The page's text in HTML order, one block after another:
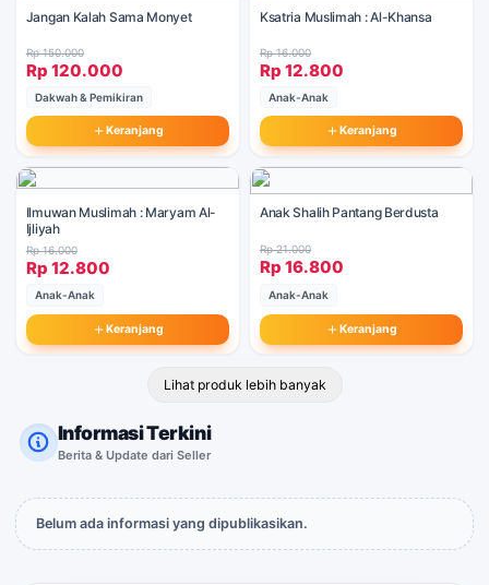
Jangan Kalah Sama Monyet
Rp 150.000
Rp 120.000
Dakwah & Pemikiran
Keranjang
Ksatria Muslimah : Al-Khansa
Rp 16.000
Rp 12.800
Anak-Anak
Keranjang
Ilmuwan Muslimah : Maryam Al-
Ijliyah
Rp 16.000
Rp 12.800
Anak-Anak
Keranjang
Anak Shalih Pantang Berdusta
Rp 21.000
Rp 16.800
Anak-Anak
Keranjang
Lihat produk lebih banyak
Informasi Terkini
Berita & Update dari Seller
Belum ada informasi yang dipublikasikan.